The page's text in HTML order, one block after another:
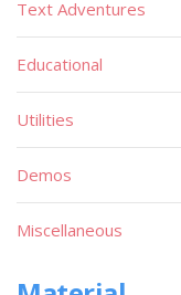
Text Adventures
Educational
Utilities
Demos
Miscellaneous